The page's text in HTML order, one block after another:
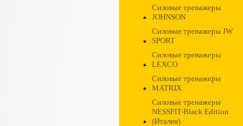
Силовые тренажеры
JOHNSON
Силовые тренажеры JW
SPORT
Силовые тренажеры
LEXCO
Силовые тренажеры
MATRIX
Силовые тренажеры
NESSFIT-Black Edition
(Италия)